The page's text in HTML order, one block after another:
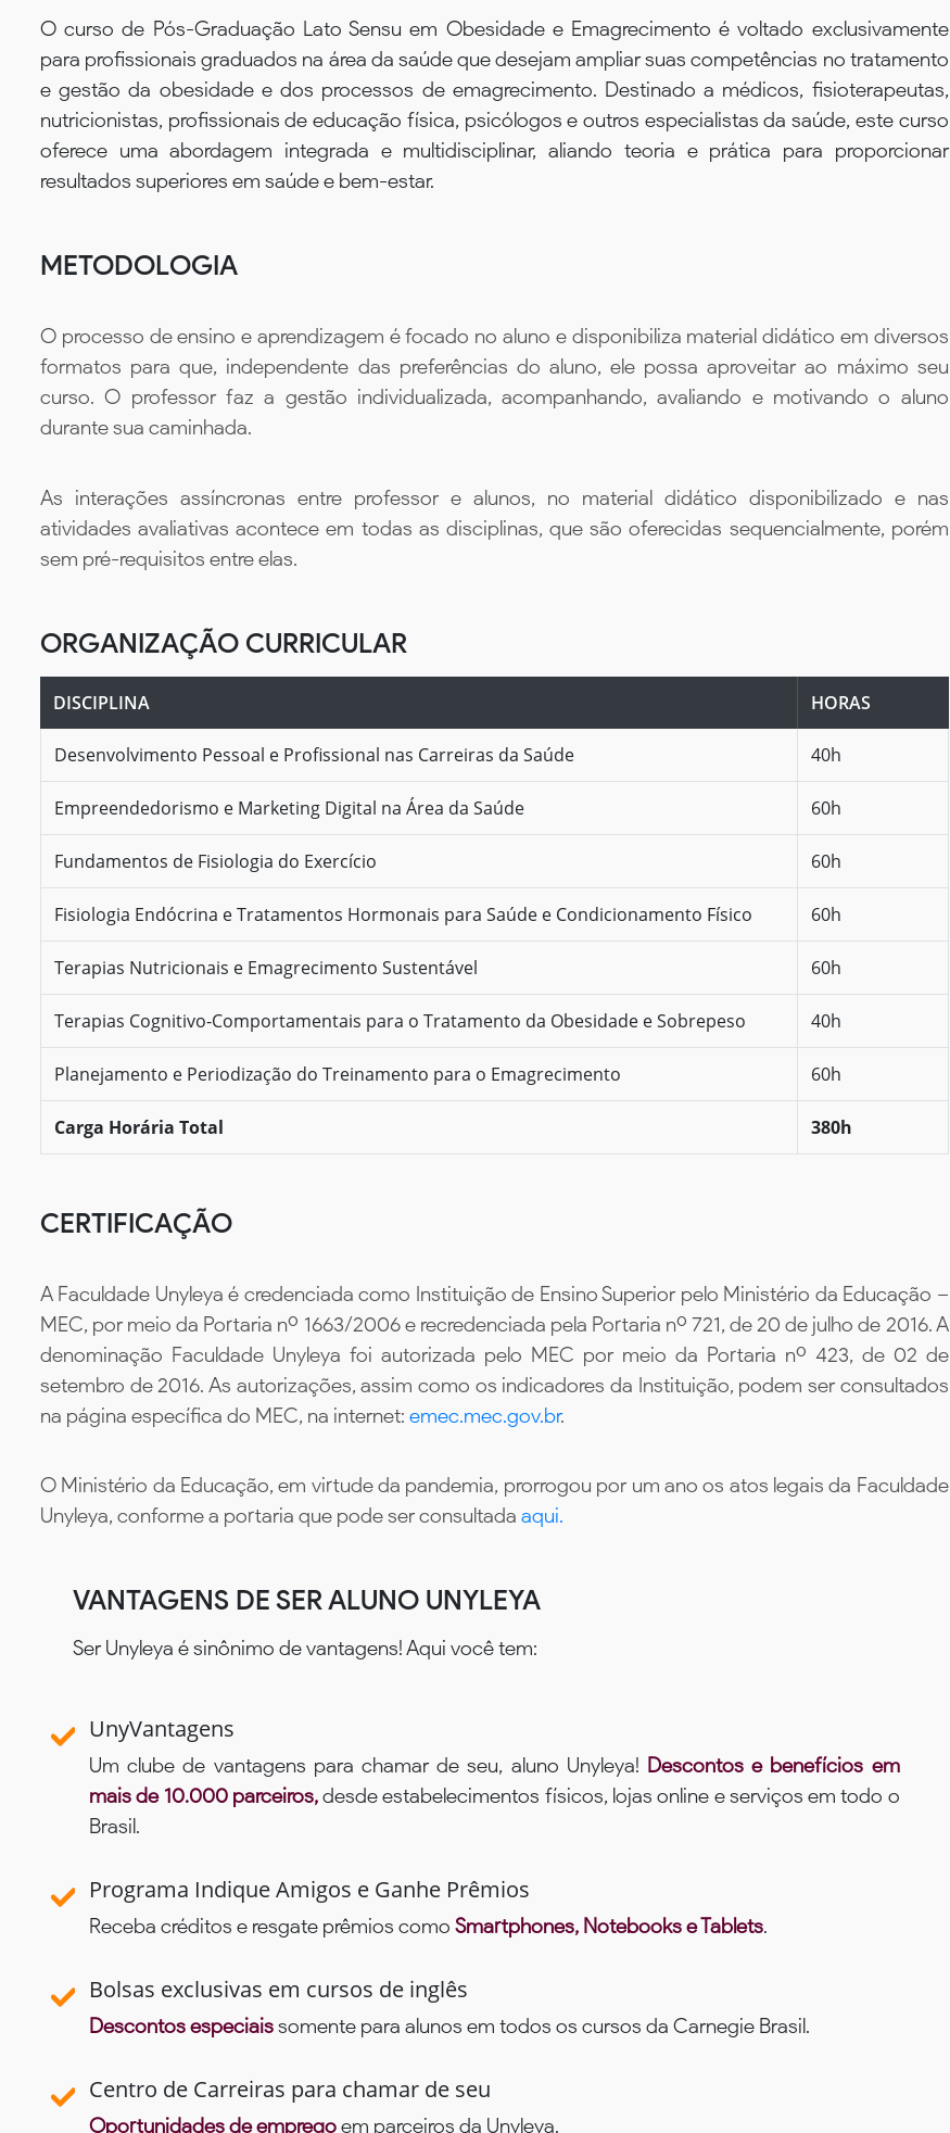
O curso de Pós-Graduação Lato Sensu em Obesidade e Emagrecimento é voltado exclusivamente
para profissionais graduados na área da saúde que desejam ampliar suas competências no tratamento
e gestão da obesidade e dos processos de emagrecimento. Destinado a médicos, fisioterapeutas,
nutricionistas, profissionais de educação física, psicólogos e outros especialistas da saúde, este curso
oferece uma abordagem integrada e multidisciplinar, aliando teoria e prática para proporcionar
resultados superiores em saúde e bem-estar.
METODOLOGIA
O processo de ensino e aprendizagem é focado no aluno e disponibiliza material didático em diversos
formatos para que, independente das preferências do aluno, ele possa aproveitar ao máximo seu
curso. O professor faz a gestão individualizada, acompanhando, avaliando e motivando o aluno
durante sua caminhada.
As interações assíncronas entre professor e alunos, no material didático disponibilizado e nas
atividades avaliativas acontece em todas as disciplinas, que são oferecidas sequencialmente, porém
sem pré-requisitos entre elas.
ORGANIZAÇÃO CURRICULAR
DISCIPLINA HORAS
Desenvolvimento Pessoal e Profissional nas Carreiras da Saúde 40h
Empreendedorismo e Marketing Digital na Área da Saúde 60h
Fundamentos de Fisiologia do Exercício 60h
Fisiologia Endócrina e Tratamentos Hormonais para Saúde e Condicionamento Físico 60h
Terapias Nutricionais e Emagrecimento Sustentável 60h
Terapias Cognitivo-Comportamentais para o Tratamento da Obesidade e Sobrepeso 40h
Planejamento e Periodização do Treinamento para o Emagrecimento 60h
Carga Horária Total 380h
CERTIFICAÇÃO
A Faculdade Unyleya é credenciada como Instituição de Ensino Superior pelo Ministério da Educação –
MEC, por meio da Portaria nº 1663/2006 e recredenciada pela Portaria nº 721, de 20 de julho de 2016. A
denominação Faculdade Unyleya foi autorizada pelo MEC por meio da Portaria nº 423, de 02 de
setembro de 2016. As autorizações, assim como os indicadores da Instituição, podem ser consultados
na página específica do MEC, na internet: emec.mec.gov.br.
O Ministério da Educação, em virtude da pandemia, prorrogou por um ano os atos legais da Faculdade
Unyleya, conforme a portaria que pode ser consultada aqui.
VANTAGENS DE SER ALUNO UNYLEYA
Ser Unyleya é sinônimo de vantagens! Aqui você tem:
UnyVantagens
Um clube de vantagens para chamar de seu, aluno Unyleya! Descontos e benefícios em
mais de 10.000 parceiros,desde estabelecimentos físicos, lojas online e serviços em todo o
Brasil.
Programa Indique Amigos e Ganhe Prêmios
Receba créditos e resgate prêmios como Smartphones, Notebooks e Tablets.
Bolsas exclusivas em cursos de inglês
Descontos especiaissomente para alunos em todos os cursos da Carnegie Brasil.
Centro de Carreiras para chamar de seu
Oportunidades de empregoem parceiros da Unyleya.